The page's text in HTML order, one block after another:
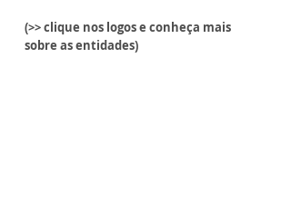
(>> clique nos logos e conheça mais
sobre as entidades)